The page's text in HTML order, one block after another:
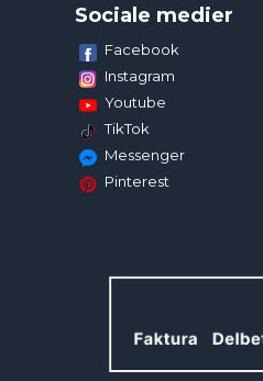
Sociale medier
Facebook
Instagram
Youtube
TikTok
Messenger
Pinterest